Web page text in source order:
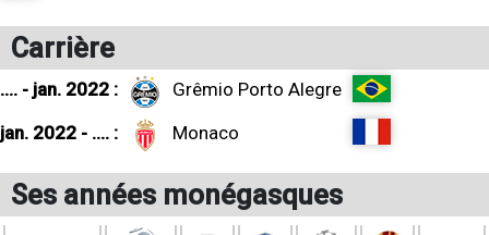
Carrière
.... - jan. 2022 :
Grêmio Porto Alegre
jan. 2022 - .... :
Monaco
Ses années monégasques